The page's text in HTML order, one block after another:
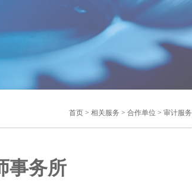
首页> 相关服务 > 合作单位 > 审计服务
事务所